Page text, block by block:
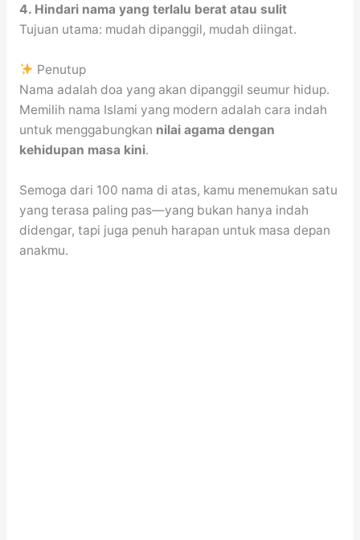
4. Hindari nama yang terlalu berat atau sulit
Tujuan utama: mudah dipanggil, mudah diingat.
Penutup
Nama adalah doa yang akan dipanggil seumur hidup.
Memilih nama Islami yang modern adalah cara indah
untuk menggabungkan nilai agama dengan
kehidupan masa kini.
Semoga dari 100 nama di atas, kamu menemukan satu
yang terasa paling pas—yang bukan hanya indah
didengar, tapi juga penuh harapan untuk masa depan
anakmu.